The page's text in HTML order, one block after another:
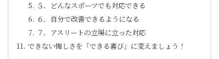
５．どんなスポーツでも対応できる
６．自分で改善できるようになる
７．アスリートの立場に立った対応
できない悔しさを「できる喜び」に変えましょう！